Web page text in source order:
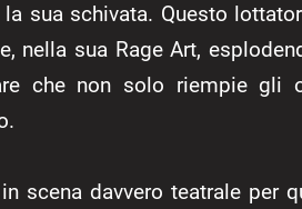
sua schivata. Questo
nella sua Rage Art,
che non solo riempie gli
in scena davvero teatrale